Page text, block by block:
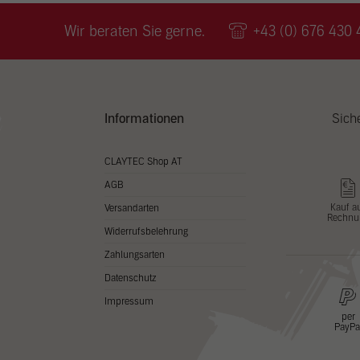
Wir beraten Sie gerne. +43 (0) 676 430
Informationen
CLAYTEC Shop AT
AGB
Versandarten
Widerrufsbelehrung
Zahlungsarten
Datenschutz
Impressum
Kauf
per
PayPal
zu